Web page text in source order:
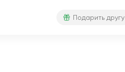
Подарить другу